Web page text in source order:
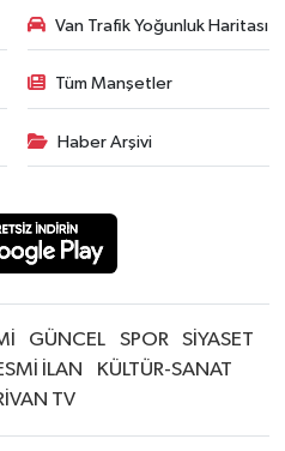
Van Trafik Yoğunluk Haritası
Tüm Manşetler
Haber Arşivi
GÜNCEL SPOR
SİYASET
İLAN
KÜLTÜR-SANAT
TV